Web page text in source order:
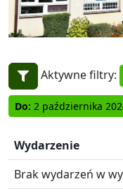
Aktywne filtry:
Do: 2 października
Wydarzenie
Brak wydarzeń w